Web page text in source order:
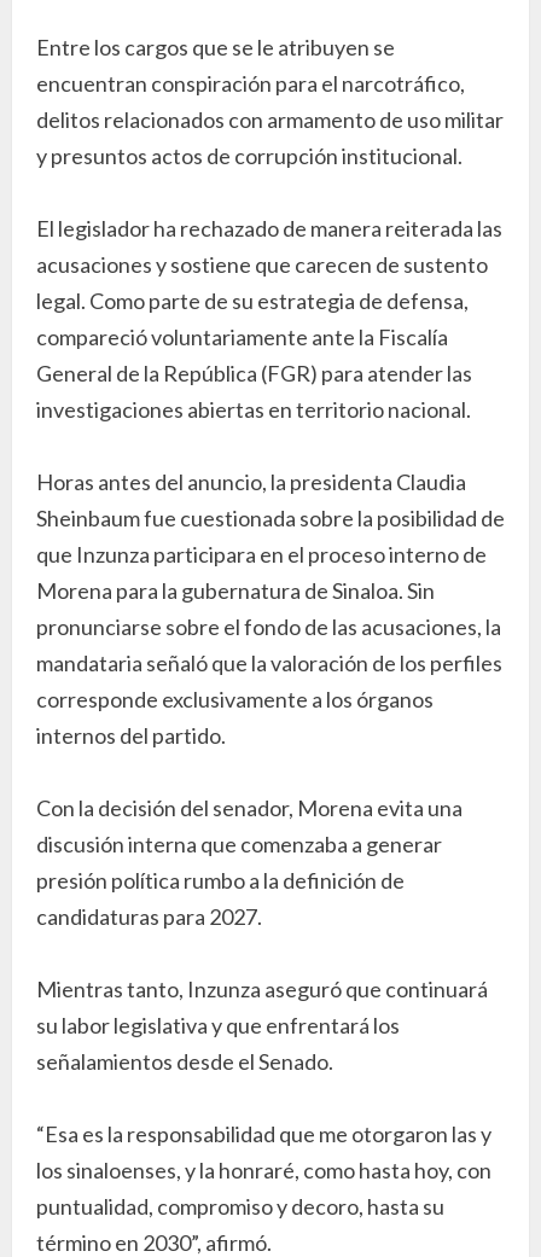
Entre los cargos que se le atribuyen se
encuentran conspiración para el narcotráfico,
delitos relacionados con armamento de uso militar
y presuntos actos de corrupción institucional.
El legislador ha rechazado de manera reiterada las
acusaciones y sostiene que carecen de sustento
legal. Como parte de su estrategia de defensa,
compareció voluntariamente ante la Fiscalía
General de la República (FGR) para atender las
investigaciones abiertas en territorio nacional.
Horas antes del anuncio, la presidenta Claudia
Sheinbaum fue cuestionada sobre la posibilidad de
que Inzunza participara en el proceso interno de
Morena para la gubernatura de Sinaloa. Sin
pronunciarse sobre el fondo de las acusaciones, la
mandataria señaló que la valoración de los perfiles
corresponde exclusivamente a los órganos
internos del partido.
Con la decisión del senador, Morena evita una
discusión interna que comenzaba a generar
presión política rumbo a la definición de
candidaturas para 2027.
Mientras tanto, Inzunza aseguró que continuará
su labor legislativa y que enfrentará los
señalamientos desde el Senado.
“Esa es la responsabilidad que me otorgaron las y
los sinaloenses, y la honraré, como hasta hoy, con
puntualidad, compromiso y decoro, hasta su
término en 2030”, afirmó.